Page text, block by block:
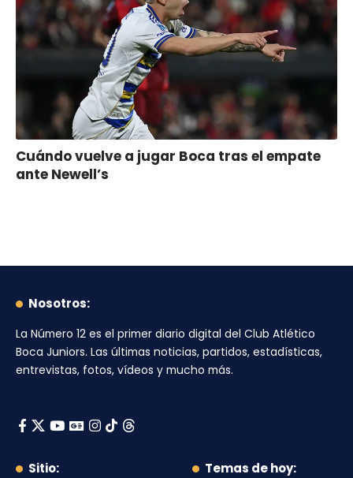
Cuándo vuelve a jugar Boca tras el empate
ante Newell’s
Nosotros:
La Número 12 es el primer diario digital del Club Atlético
Boca Juniors. Las últimas noticias, partidos, estadísticas,
entrevistas, fotos, vídeos y mucho más.
Sitio: Temas de hoy: